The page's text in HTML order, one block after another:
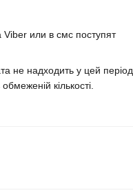
или в смс поступят
не надходить у цей період,
кількості.